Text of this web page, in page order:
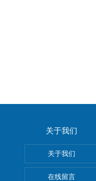
关于我们
关于我们
在线留言